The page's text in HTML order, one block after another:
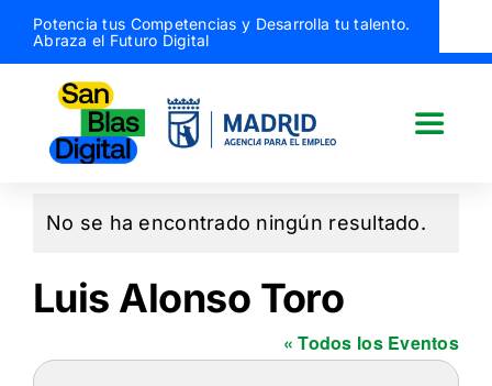
Saltar
contenido
Potencia tus Competencias y Desarrolla tu talento.
Abraza el Futuro Digital
Toggle
Quiénes somos
Aviso
No se ha encontrado ningún resultado.
Luis Alonso Toro
« Todos los Eventos